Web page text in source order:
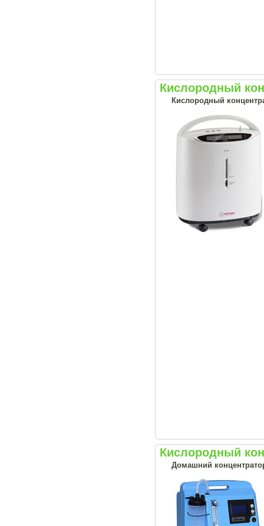
Кислородный
Кислородный
Кислородный
Домашний